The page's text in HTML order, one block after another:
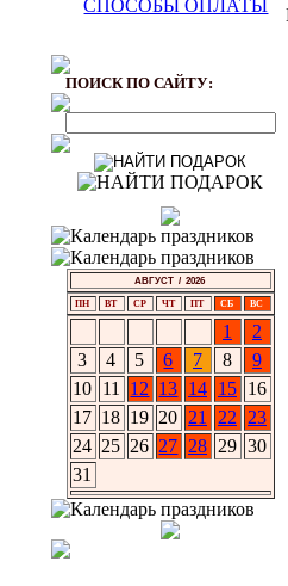
СПОСОБЫ ОПЛАТЫ
ПОИСК ПО САЙТУ:
АВГУСТ / 2026
ПН ВТ СР ЧТ ПТ СБ ВС
1
2
3
4 5 6 7 8
9
10 11 12 13 14 15 16
17 18 19 20 21 22
23
24 25 26 27 28 29 30
31